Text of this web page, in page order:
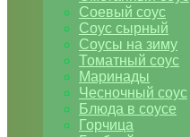
Соевый соус
Соус сырный
Соусы на зиму
Томатный соус
Маринады
Чесночный соус
Блюда в соусе
Горчица